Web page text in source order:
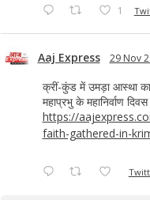
1
Aaj Express 29 Nov
क्रीं-कुंड में उमड़ा आस्था
महाप्रभु के महानिर्वाण
https://
faith-gathered-in-